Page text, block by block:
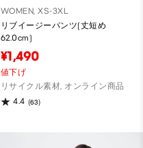
WOMEN, XS-3XL
リブイージーパンツ(丈短め
62.0cm)
¥1,490
値下げ
リサイクル素材, オンライン商品
4.4 (63)